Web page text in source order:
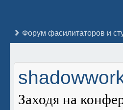
Заходя на